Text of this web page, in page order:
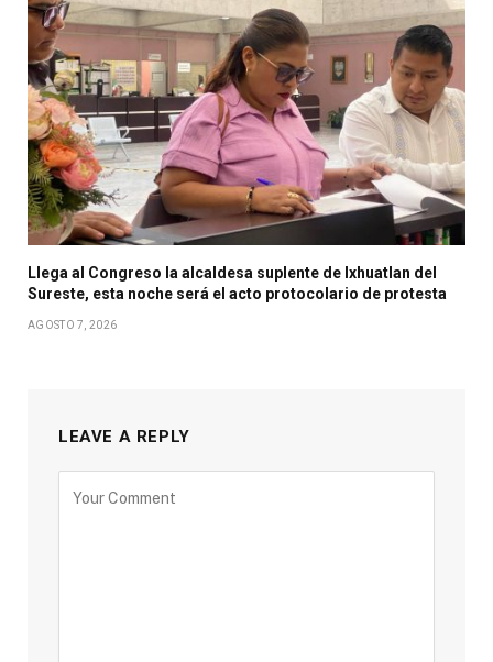
Llega al Congreso la alcaldesa suplente de Ixhuatlan del
Sureste, esta noche será el acto protocolario de protesta
AGOSTO 7, 2026
LEAVE A REPLY